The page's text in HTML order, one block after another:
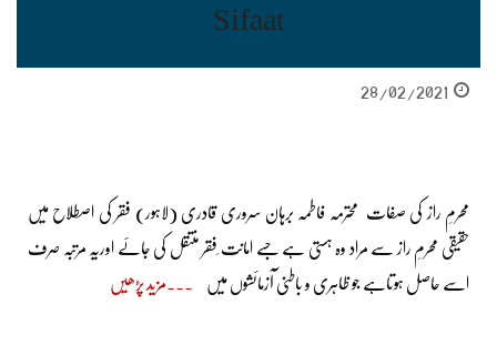
Sifaat
28/02/2021
محرمِ راز کی صفات محترمہ فاطمہ برہان سروری قادری (لاہور) فقر کی اصطلاح میں
حقیقی محرمِ راز سے مراد وہ ہستی ہے جسے امانت ِفقر منتقل کی جائے اوریہ مرتبہ صرف
اسے حاصل ہوتاہے جو ظاہری و باطنی آزمائشوں میں مزید پڑھیں